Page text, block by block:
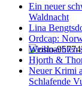
Ein neuer
Waldnacht
Lina
Ordcap:
Weihnachten
Hjorth &
Neuer Krimi
Schlafende